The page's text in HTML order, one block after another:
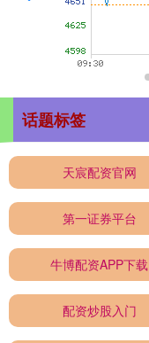
话题标签
天宸配资官网
第一证券平台
牛博配资APP下载
配资炒股入门